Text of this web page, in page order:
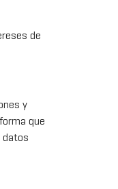
de
y
que
datos